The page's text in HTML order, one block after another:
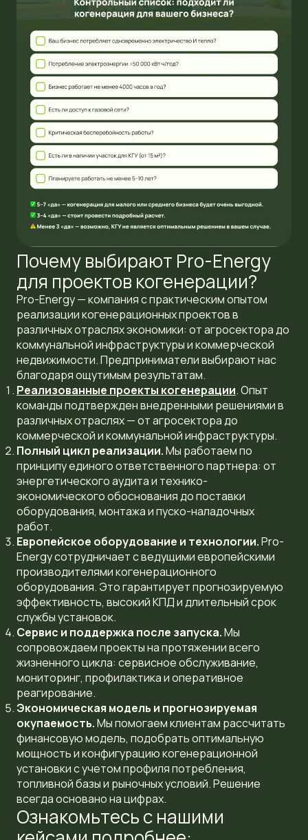
Почему выбирают Pro-Energy
для проектов когенерации?
Pro-Energy — компания с практическим опытом
реализации когенерационных проектов в
различных отраслях экономики: от агросектора до
коммунальной инфраструктуры и коммерческой
недвижимости. Предприниматели выбирают нас
благодаря ощутимым результатам.
Реализованные проекты когенерации. Опыт
команды подтвержден внедренными решениями в
различных отраслях — от агросектора до
коммерческой и коммунальной инфраструктуры.
Полный цикл реализации.Мы работаем по
принципу единого ответственного партнера: от
энергетического аудита и технико-
экономического обоснования до поставки
оборудования, монтажа и пуско-наладочных
работ.
Европейское оборудование и технологии.Pro-
Energy сотрудничает с ведущими европейскими
производителями когенерационного
оборудования. Это гарантирует прогнозируемую
эффективность, высокий КПД и длительный срок
службы установок.
Сервис и поддержка после запуска.Мы
сопровождаем проекты на протяжении всего
жизненного цикла: сервисное обслуживание,
мониторинг, профилактика и оперативное
реагирование.
Экономическая модель и прогнозируемая
окупаемость.Мы помогаем клиентам рассчитать
финансовую модель, подобрать оптимальную
мощность и конфигурацию когенерационной
установки с учетом профиля потребления,
топливной базы и рыночных условий. Решение
всегда основано на цифрах.
Ознакомьтесь с нашими